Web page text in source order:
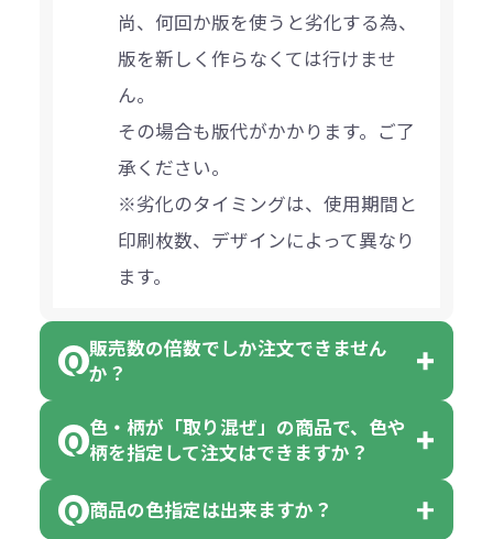
尚、何回か版を使うと劣化する為、
版を新しく作らなくては行けませ
ん。
その場合も版代がかかります。ご了
承ください。
※劣化のタイミングは、使用期間と
印刷枚数、デザインによって異なり
ます。
販売数の倍数でしか注文できません
か？
一部商品（※）を除き、注文可能数
です。
色・柄が「取り混ぜ」の商品で、色や
柄を指定して注文はできますか？
「色・柄 取り混ぜ」のラベルがつい
商品の色指定は出来ますか？